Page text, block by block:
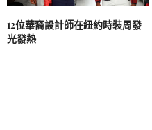
12位華裔設計師在紐約時裝周發
光發熱